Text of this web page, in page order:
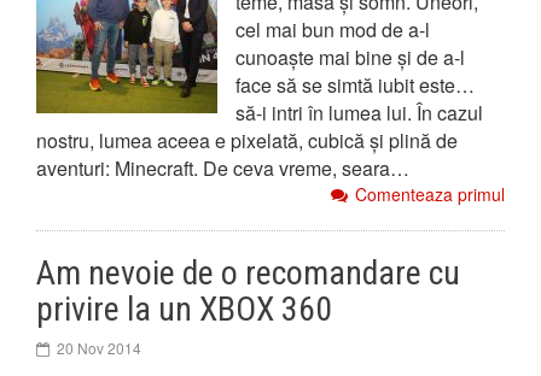
cel mai bun mod de a-l
cunoaște mai bine și de a-l
face să se simtă iubit este…
să-i intri în lumea lui. În cazul
nostru, lumea aceea e pixelată, cubică și plină de
aventuri: Minecraft. De ceva vreme, seara…
Comenteaza primul
Am nevoie de o recomandare cu
privire la un XBOX 360
20 Nov 2014